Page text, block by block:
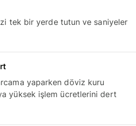
tek bir yerde tutun ve saniyeler
yaparken döviz kuru
yüksek işlem ücretlerini dert